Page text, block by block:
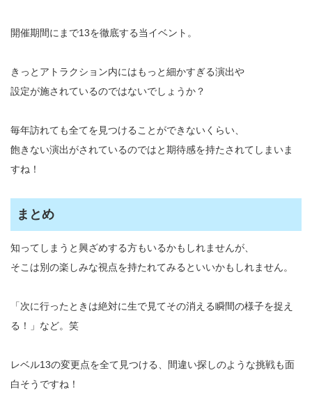
開催期間にまで13を徹底する当イベント。
きっとアトラクション内にはもっと細かすぎる演出や
設定が施されているのではないでしょうか？
毎年訪れても全てを見つけることができないくらい、
飽きない演出がされているのではと期待感を持たされてしまいま
すね！
まとめ
知ってしまうと興ざめする方もいるかもしれませんが、
そこは別の楽しみな視点を持たれてみるといいかもしれません。
「次に行ったときは絶対に生で見てその消える瞬間の様子を捉え
る！」など。笑
レベル13の変更点を全て見つける、間違い探しのような挑戦も面
白そうですね！